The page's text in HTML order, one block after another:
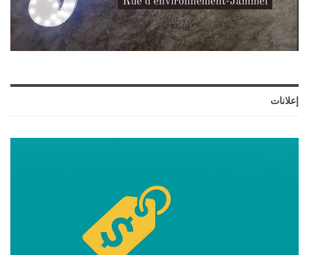
إعلانات